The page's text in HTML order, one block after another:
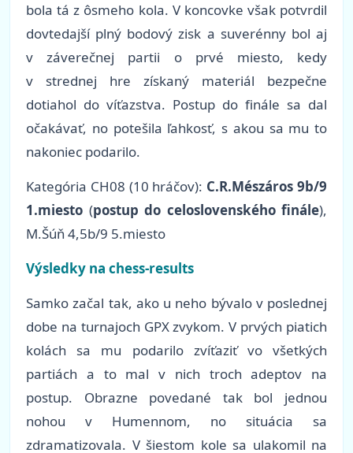
bola tá z ôsmeho kola. V koncovke však potvrdil
dovtedajší plný bodový zisk a suverénny bol aj
v záverečnej partii o prvé miesto, kedy
v strednej hre získaný materiál bezpečne
dotiahol do víťazstva. Postup do finále sa dal
očakávať, no potešila ľahkosť, s akou sa mu to
nakoniec podarilo.
Kategória CH08 (10 hráčov): C.R.Mészáros 9b/9
1.miesto (postup do celoslovenského finále),
M.Šúň 4,5b/9 5.miesto
Výsledky na chess-results
Samko začal tak, ako u neho bývalo v poslednej
dobe na turnajoch GPX zvykom. V prvých piatich
kolách sa mu podarilo zvíťaziť vo všetkých
partiách a to mal v nich troch adeptov na
postup. Obrazne povedané tak bol jednou
nohou v Humennom, no situácia sa
zdramatizovala. V šiestom kole sa ulakomil na